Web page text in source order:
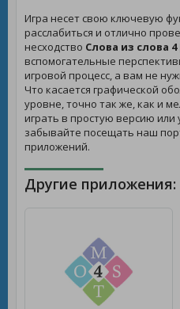
Игра несет свою ключевую
расслабиться и отлично
несходство Слова из слова
вспомогательные
игровой процесс, а вам не
Что касается графической
уровне, точно так же, как и
играть в простую версию
забывайте посещать наш
приложений.
Другие приложения: